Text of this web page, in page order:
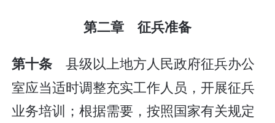
第二章 征兵准备
第十条 县级以上地方人民政府征兵办公
室应当适时调整充实工作人员，开展征兵
业务培训；根据需要，按照国家有关规定